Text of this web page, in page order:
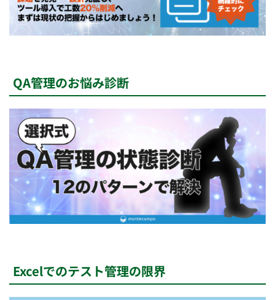
QA管理のお悩み診断
Excelでのテスト管理の限界